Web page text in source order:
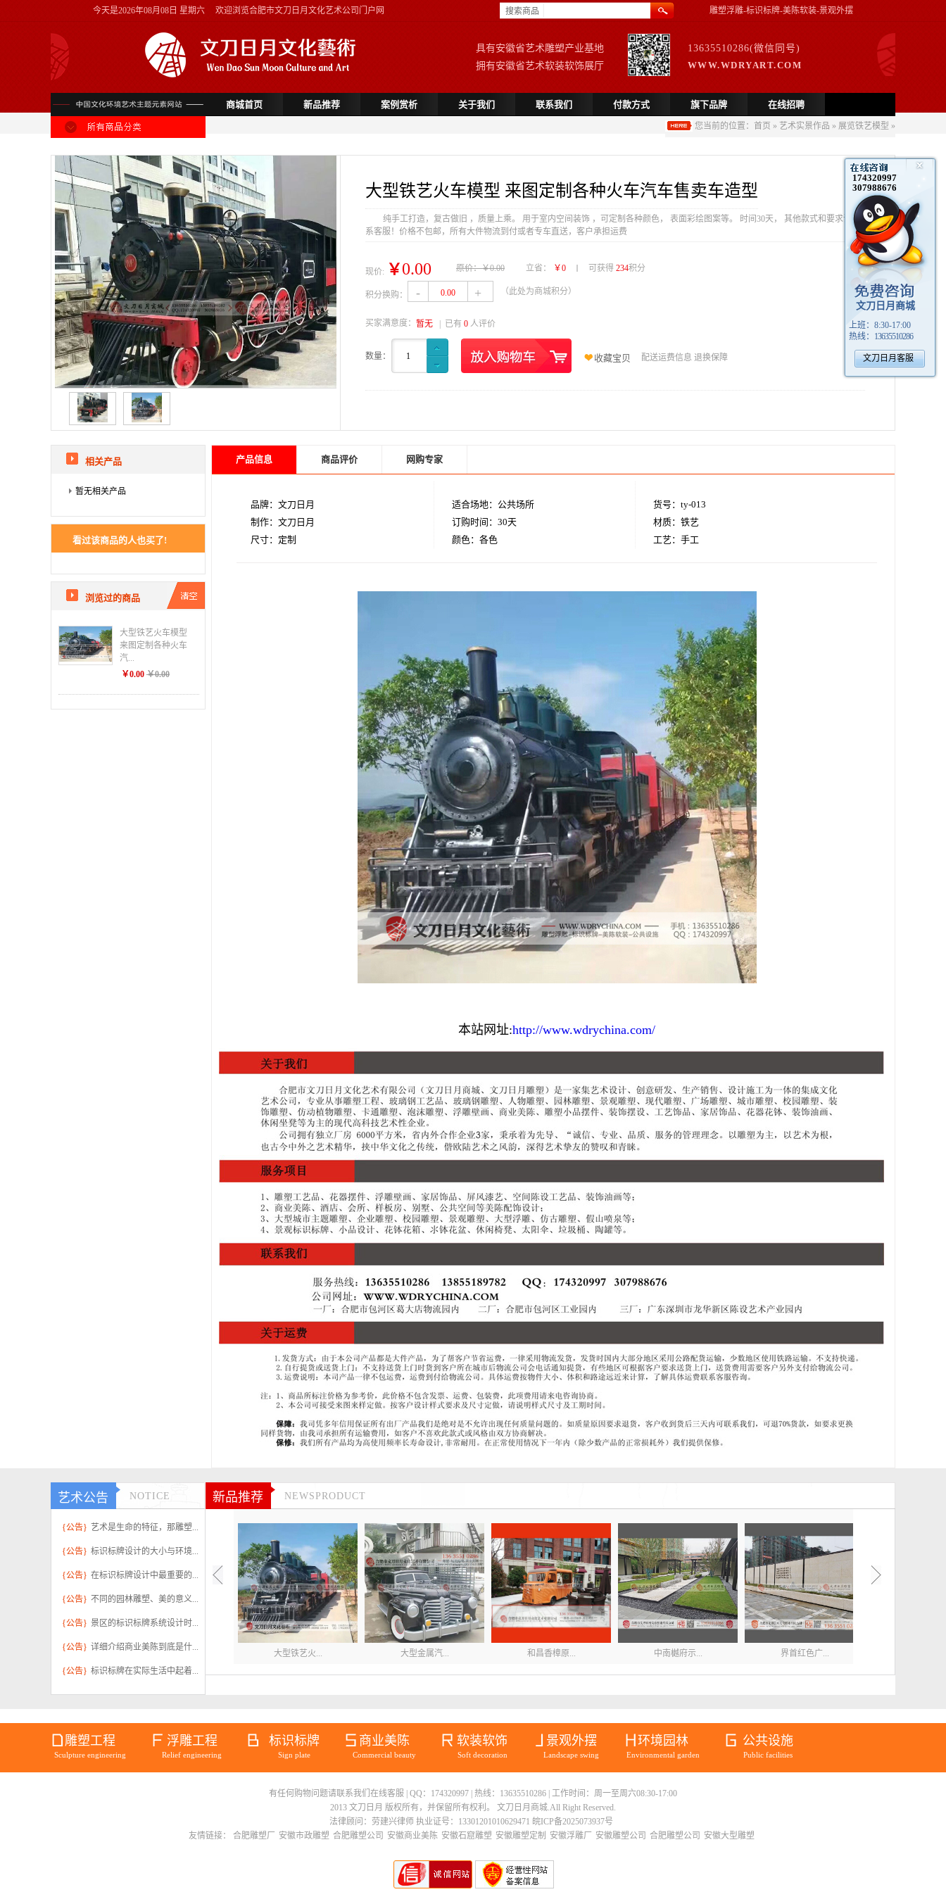
174320997
307988676
文刀日月商城
上班： 8:30-17:00
热线： 13635510286
文刀日月客服
今天是2026年08月08日 星期六 欢迎浏览合肥市文刀日月文化艺术公司门户网 雕塑浮雕-标识标牌-美陈软装-景观外摆
搜索商品
具有安徽省艺术雕塑产业基地
拥有安徽省艺术软装软饰展厅
13635510286(微信同号)
WWW.WDRYART.COM
商城首页 新品推荐 案例赏析 关于我们 联系我们 付款方式 旗下品牌 在线招聘
您当前的位置： 首页 » 艺术实景作品 » 展览铁艺模型 »
大型铁艺火车模型 来图定制各种火车汽车售卖车造型
纯手工打造，复古做旧 ，质量上乘。 用于室内空间装饰 ，可定制各种颜色， 表面彩绘图案等。 时间30天， 其他款式和要求请联
系客服！价格不包邮，所有大件物流到付或者专车直送，客户承担运费
现价: ￥0.00 原价：￥0.00 立省： ￥0 可获得 234积分
积分换购： - 0.00 + （此处为商城积分）
买家满意度： 暂无 | 已有 0 人评价
数量： 1 收藏宝贝 配送运费信息 退换保障
相关产品
暂无相关产品
看过该商品的人也买了!
浏览过的商品
大型铁艺火车模型
来图定制各种火车
汽...
￥0.00 ￥0.00
产品信息 商品评价 网购专家
品牌：文刀日月
制作：文刀日月
尺寸：定制
适合场地：公共场所
订购时间：30天
颜色：各色
货号：ty-013
材质：铁艺
工艺：手工
本站网址:http://www.wdrychina.com/
艺术公告 NOTICE
{公告} 艺术是生命的特征，那雕塑...
{公告} 标识标牌设计的大小与环境...
{公告} 在标识标牌设计中最重要的...
{公告} 不同的园林雕塑、美的意义...
{公告} 景区的标识标牌系统设计时...
{公告} 详细介绍商业美陈到底是什...
{公告} 标识标牌在实际生活中起着...
新品推荐 NEWSPRODUCT
大型铁艺火... 大型金属汽... 和昌香樟原... 中南樾府示... 界首红色广...
御景江山户...
雕塑工程
Sculpture engineering
浮雕工程
Relief engineering
标识标牌
Sign plate
商业美陈
Commercial beauty
软装软饰
Soft decoration
景观外摆
Landscape swing
环境园林
Environmental garden
公共设施
Public facilities
有任何购物问题请联系我们在线客服 | QQ：174320997 | 热线：13635510286 | 工作时间：周一至周六08:30-17:00
2013 文刀日月 版权所有，并保留所有权利。 文刀日月商城.All Right Reserved.
法律顾问：劳建兴律师 执业证号：13301201010629471 皖ICP备2025073937号
友情链接： 合肥雕塑厂 安徽市政雕塑 合肥雕塑公司 安徽商业美陈 安徽石窟雕塑 安徽雕塑定制 安徽浮雕厂 安徽雕塑公司 合肥雕塑公司 安徽大型雕塑